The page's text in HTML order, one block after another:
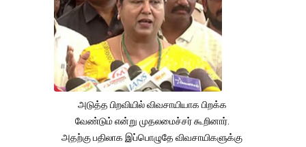
அடுத்த பிறவியில் விவசாயியாக பிறக்க
வேண்டும் என்று முதலமைச்சர் கூறினார்.
அதற்கு பதிலாக இப்பொழுதே விவசாயிகளுக்கு